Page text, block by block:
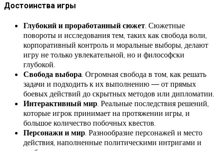
Достоинства игры
Глубокий и проработанный сюжет . Сюжетные
повороты и исследования тем, таких как свобода воли,
корпоративный контроль и моральные выборы, делают
игру не только увлекательной, но и философски
глубокой.
Свобода выбора . Огромная свобода в том, как решать
задачи и подходить к их выполнению — от прямых
боевых действий до скрытных методов или дипломатии.
Интерактивный мир . Реальные последствия решений,
которые игрок принимает на протяжении игры, и
большое количество побочных квестов.
Персонажи и мир . Разнообразие персонажей и место
действия, наполненные политическими интригами и